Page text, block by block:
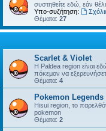
συστηθείτε εδώ, εάν
Υπο-συζήτηση:
Θέματα: 27
Scarlet & Violet
Η Paldea region είναι
πόκεμον να
Θέματα: 4
Pokemon
Hisui region, το
pokemon
Θέματα: 2